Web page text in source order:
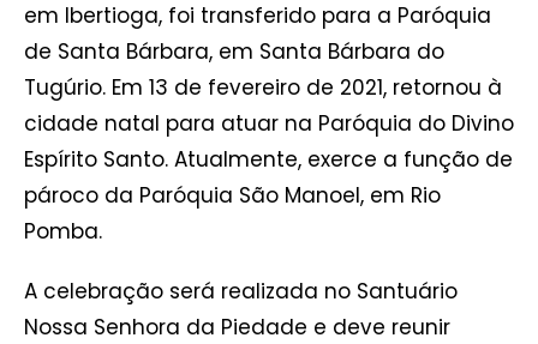
em Ibertioga, foi transferido para a Paróquia
de Santa Bárbara, em Santa Bárbara do
Tugúrio. Em 13 de fevereiro de 2021, retornou à
cidade natal para atuar na Paróquia do Divino
Espírito Santo. Atualmente, exerce a função de
pároco da Paróquia São Manoel, em Rio
Pomba.
A celebração será realizada no Santuário
Nossa Senhora da Piedade e deve reunir